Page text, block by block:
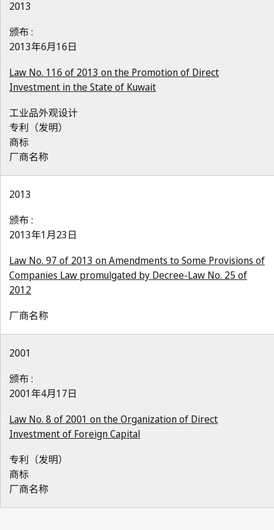
2013
颁布 :
2013年6月16日
Law No. 116 of 2013 on the Promotion of Direct
Investment in the State of Kuwait
工业品外观设计
专利（发明）
商标
厂商名称
2013
颁布 :
2013年1月23日
Law No. 97 of 2013 on Amendments to Some Provisions of
Companies Law promulgated by Decree-Law No. 25 of
2012
厂商名称
2001
颁布 :
2001年4月17日
Law No. 8 of 2001 on the Organization of Direct
Investment of Foreign Capital
专利（发明）
商标
厂商名称